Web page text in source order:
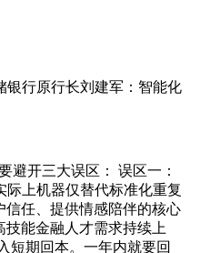
银行原行长刘建军：智能化
避开三大误区： 误区一：
上机器仅替代标准化重复
信任、提供情感陪伴的核心
能金融人才需求持续上
短期回本。一年内就要回